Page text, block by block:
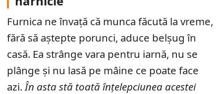
Furnica ne învață că munca făcută la vreme,
fără să aștepte porunci, aduce belșug în
casă. Ea strânge vara pentru iarnă, nu se
plânge și nu lasă pe mâine ce poate face
azi.În asta stă toată înțelepciunea acestei